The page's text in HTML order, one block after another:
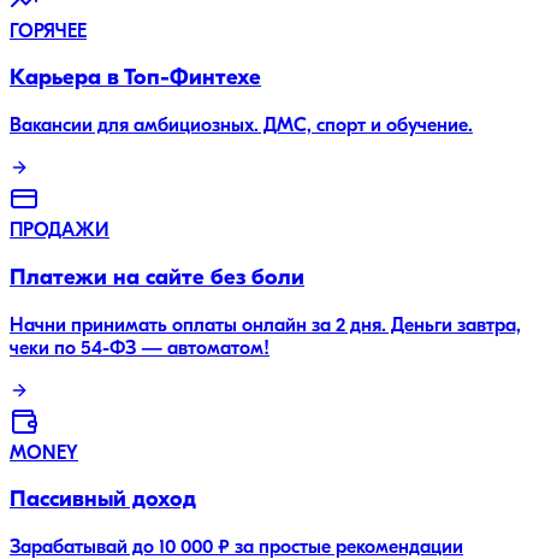
ГОРЯЧЕЕ
Карьера в Топ-Финтехе
Вакансии для амбициозных. ДМС, спорт и обучение.
ПРОДАЖИ
Платежи на сайте без боли
Начни принимать оплаты онлайн за 2 дня. Деньги завтра,
чеки по 54-ФЗ — автоматом!
MONEY
Пассивный доход
Зарабатывай до 10 000 ₽ за простые рекомендации